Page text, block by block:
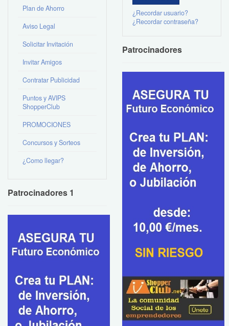
Plan de Ahorro
Aviso Legal
Solicitar Invitación
Invitar Amigos
Contratar Publicidad
Puntos y AVIPS
ShopperClub
PROMOCIONES
Concursos y Sorteos
¿Como llegar?
Patrocinadores 1
¿Recordar usuario?
¿Recordar contraseña?
Patrocinadores